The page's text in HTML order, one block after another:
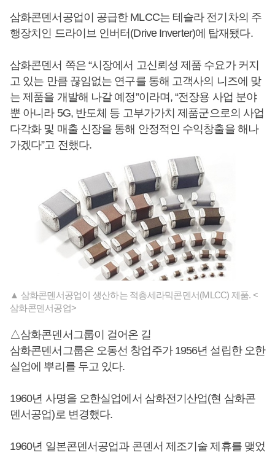
삼화콘덴서공업이 공급한 MLCC는 테슬라 전기차의 주
행장치인 드라이브 인버터(Drive Inverter)에 탑재됐다.
삼화콘덴서 쪽은 “시장에서 고신뢰성 제품 수요가 커지
고 있는 만큼 끊임없는 연구를 통해 고객사의 니즈에 맞
는 제품을 개발해 나갈 예정”이라며, “전장용 사업 분야
뿐 아니라 5G, 반도체 등 고부가가치 제품군으로의 사업
다각화 및 매출 신장을 통해 안정적인 수익창출을 해나
가겠다”고 전했다.
▲ 삼화콘덴서공업이 생산하는 적층세라믹콘덴서(MLCC) 제품. <
삼화콘덴서공업>
△삼화콘덴서그룹이 걸어온 길
삼화콘덴서그룹은 오동선 창업주가 1956년 설립한 오한
실업에 뿌리를 두고 있다.
1960년 사명을 오한실업에서 삼화전기산업(현 삼화콘
덴서공업)로 변경했다.
1960년 일본콘덴서공업과 콘덴서 제조기술 제휴를 맺었